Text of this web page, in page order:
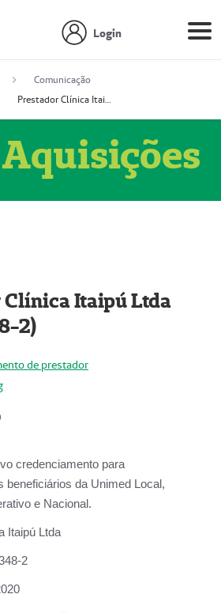
Login
Comunicação
Prestador Clínica Itaipú Ltda (51004348-2)
Clínica Itaipú Ltda
2)
de prestador
credenciamento para
beneficiários da Unimed Local,
e Nacional.
Itaipú Ltda
2